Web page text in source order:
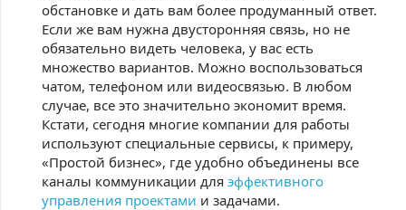
обстановке и дать вам более продуманный ответ.
Если же вам нужна двусторонняя связь, но не
обязательно видеть человека, у вас есть
множество вариантов. Можно воспользоваться
чатом, телефоном или видеосвязью. В любом
случае, все это значительно экономит время.
Кстати, сегодня многие компании для работы
используют специальные сервисы, к примеру,
«Простой бизнес», где удобно объединены все
каналы коммуникации для эффективного
управления проектами и задачами.